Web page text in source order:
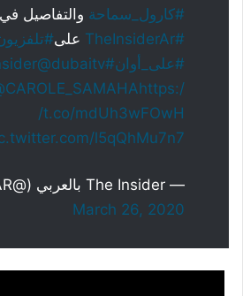
#كارول_سماحة والتفاصيل في
#TheInsiderAr
على
#على_أوان#TheInsider
@dubaitv
https:/
/t.co/mdUh3wFOwH
l5qQhMu7n7
— The Insider بالعربي (@TheInsiderAR)
March 26, 2020